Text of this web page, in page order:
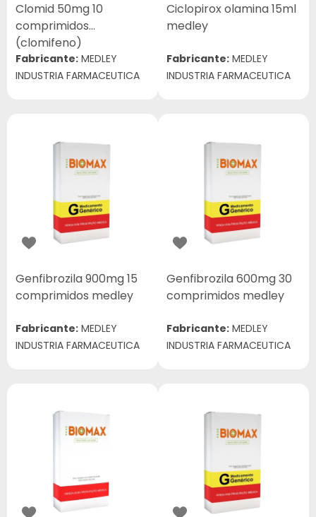
Clomid 50mg 10
comprimidos
(clomifeno)
Fabricante: MEDLEY
INDUSTRIA FARMACEUTICA
Ciclopirox olamina 15ml
medley
Fabricante: MEDLEY
INDUSTRIA FARMACEUTICA
Genfibrozila 900mg 15
comprimidos medley
Fabricante: MEDLEY
INDUSTRIA FARMACEUTICA
Genfibrozila 600mg 30
comprimidos medley
Fabricante: MEDLEY
INDUSTRIA FARMACEUTICA